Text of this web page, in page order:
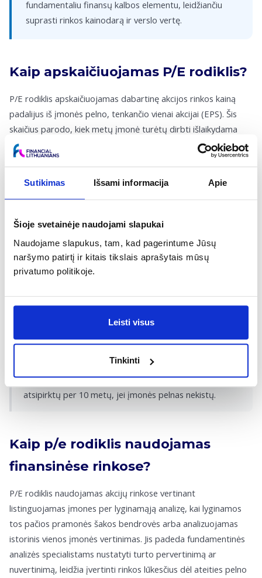
Sutikimas Išsami informacija Apie
Šioje svetainėje naudojami slapukai
Naudojame slapukus, tam, kad pagerintume Jūsų
naršymo patirtį ir kitais tikslais aprašytais mūsų
privatumo politikoje.
Leisti visus
Tinkinti
fundamentaliu finansų kalbos elementu, leidžiančiu
suprasti rinkos kainodarą ir verslo vertę.
Kaip apskaičiuojamas P/E rodiklis?
P/E rodiklis apskaičiuojamas dabartinę akcijos rinkos kainą
padalijus iš įmonės pelno, tenkančio vienai akcijai (EPS). Šis
skaičius parodo, kiek metų įmonė turėtų dirbti išlaikydama
esamą pelningumą, kad jos uždarbis padengtų investuotojo
sumokėtą kainą. Nors paprastai mažesnis rodiklis (pavyzdžiui,
brangias akcijas, interpretacija priklauso nuo sektoriaus:
didelių ateities lūkesčių, o stabilūs pramonės milžinai – gerokai
praėjusių metų pelnas (Trailing P/E), ar prognozuojamas
ateities pelnas (Forward P/E), kuris geriau atspindi rinkos
pelnas vienai akcijai (EPS) siekia 5 EUR. P/E rodiklis = 50
EUR / 5 EUR = 10. Tai reiškia, kad investuotojai už 1
uždirbtą pelno eurą moka 10 eurų, o investicija
atsipirktų per 10 metų, jei įmonės pelnas nekistų.
Kaip p/e rodiklis naudojamas
finansinėse rinkose?
P/E rodiklis naudojamas akcijų rinkose vertinant
listinguojamas įmones per lyginamąją analizę, kai lyginamos
tos pačios pramonės šakos bendrovės arba analizuojamas
istorinis vienos įmonės vertinimas. Jis padeda fundamentinės
analizės specialistams nustatyti turto pervertinimą ar
nuvertinimą, leidžia įvertinti rinkos lūkesčius dėl ateities pelno